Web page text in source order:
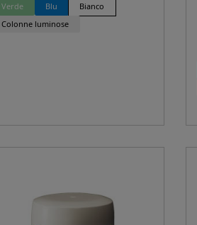
Verde
Blu
Bianco
Colonne luminose